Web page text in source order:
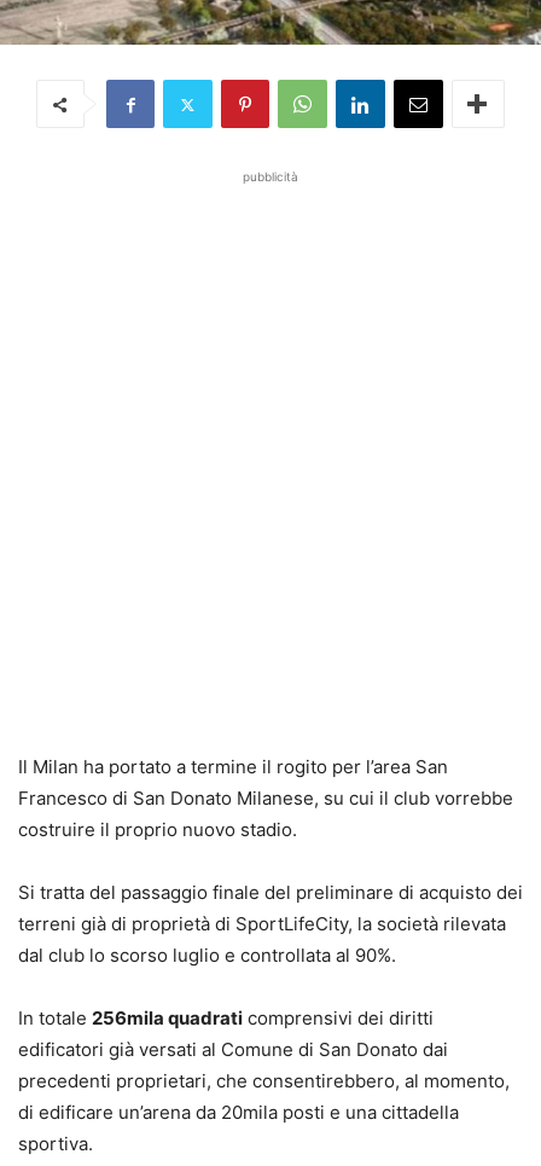
pubblicità
Il Milan ha portato a termine il rogito per l’area San
Francesco di San Donato Milanese, su cui il club vorrebbe
costruire il proprio nuovo stadio.
Si tratta del passaggio finale del preliminare di acquisto dei
terreni già di proprietà di SportLifeCity, la società rilevata
dal club lo scorso luglio e controllata al 90%.
In totale 256mila quadrati comprensivi dei diritti
edificatori già versati al Comune di San Donato dai
precedenti proprietari, che consentirebbero, al momento,
di edificare un’arena da 20mila posti e una cittadella
sportiva.